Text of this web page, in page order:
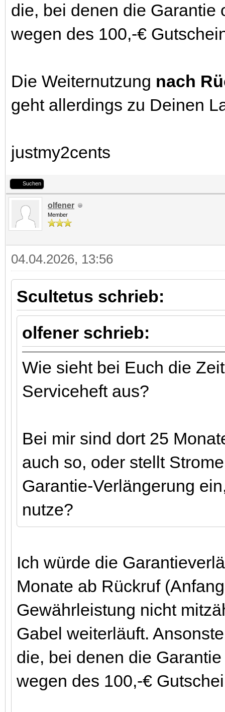
die, bei denen die Garantie
wegen des 100,-€
Die Weiternutzung nach
geht allerdings zu Deinen
justmy2cents
Suchen
olfener
Member
04.04.2026, 13:56
Scultetus schrieb:
olfener schrieb:
Wie sieht bei Euch die
Serviceheft aus?
Bei mir sind dort 25
auch so, oder stellt
Garantie-Verlängerung
nutze?
Ich würde die
Monate ab Rückruf
Gewährleistung nicht
Gabel weiterläuft.
die, bei denen die
wegen des 100,-€